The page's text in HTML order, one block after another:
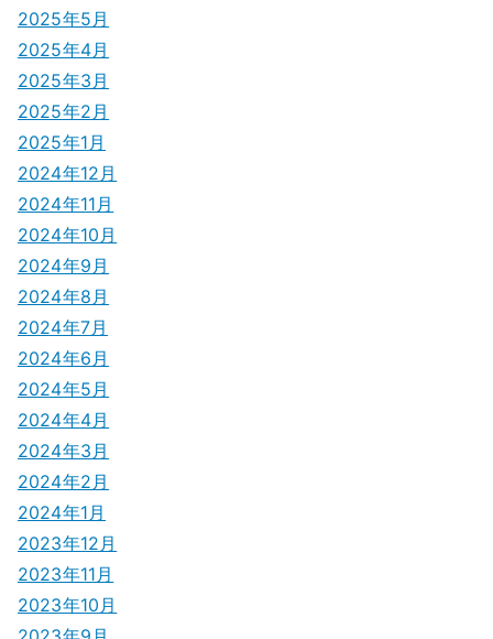
2025年5月
2025年4月
2025年3月
2025年2月
2025年1月
2024年12月
2024年11月
2024年10月
2024年9月
2024年8月
2024年7月
2024年6月
2024年5月
2024年4月
2024年3月
2024年2月
2024年1月
2023年12月
2023年11月
2023年10月